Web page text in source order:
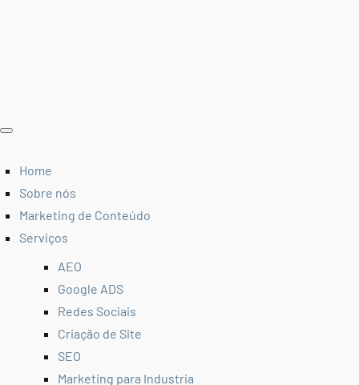
Home
Sobre nós
Marketing de Conteúdo
Serviços
AEO
Google ADS
Redes Sociais
Criação de Site
SEO
Marketing para Industria